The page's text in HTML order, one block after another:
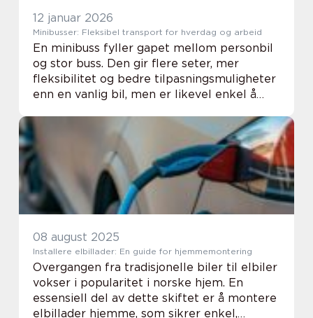
12 januar 2026
Minibusser: Fleksibel transport for hverdag og arbeid
En minibuss fyller gapet mellom personbil
og stor buss. Den gir flere seter, mer
fleksibilitet og bedre tilpasningsmuligheter
enn en vanlig bil, men er likevel enkel å
virksomheter velger minibuss fordi den ka...
08 august 2025
Installere elbillader: En guide for hjemmemontering
Overgangen fra tradisjonelle biler til elbiler
vokser i popularitet i norske hjem. En
essensiell del av dette skiftet er å montere
elbillader hjemme, som sikrer enkel,